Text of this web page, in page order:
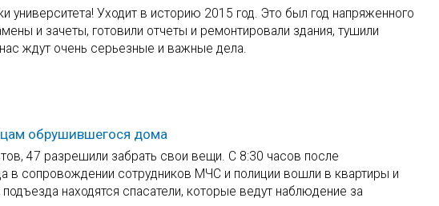
университета! Уходит в историю 2015 год. Это был год напряженного
и зачеты, готовили отчеты и ремонтировали здания, тушили
ждут очень серьезные и важные дела.
обрушившегося дома
47 разрешили забрать свои вещи. С 8:30 часов после
в сопровождении сотрудников МЧС и полиции вошли в квартиры и
находятся спасатели, которые ведут наблюдение за